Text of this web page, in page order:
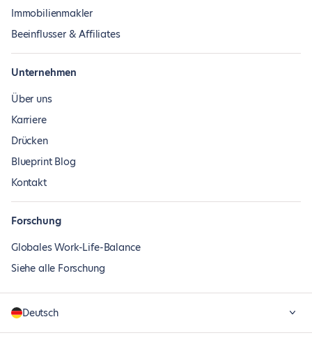
Immobilienmakler
Beeinflusser & Affiliates
Unternehmen
Über uns
Karriere
Drücken
Blueprint Blog
Kontakt
Forschung
Globales Work-Life-Balance
Siehe alle Forschung
Deutsch